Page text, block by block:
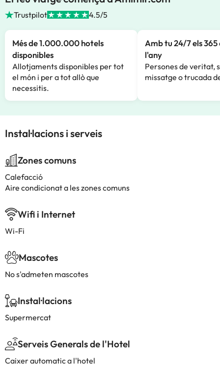
Trustpilot 4.5/5
Més de 1.000.000 hotels
disponibles
Allotjaments disponibles per tot
el món i per a tot allò que
necessitis.
Amb tu 24/7 els 365
l'any
Persones de veritat,
missatge o trucada
Instal·lacions i serveis
Zones comuns
Calefacció
Aire condicionat a les zones comuns
Wifi i Internet
Wi-Fi
Mascotes
No s'admeten mascotes
Instal·lacions
Supermercat
Serveis Generals de l'Hotel
Caixer automatic a l'hotel